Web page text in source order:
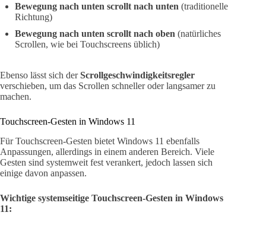
Bewegung nach unten scrollt nach unten (traditionelle
Richtung)
Bewegung nach unten scrollt nach oben (natürliches
Scrollen, wie bei Touchscreens üblich)
Ebenso lässt sich derScrollgeschwindigkeitsregler
verschieben, um das Scrollen schneller oder langsamer zu
machen.
Touchscreen-Gesten in Windows 11
Für Touchscreen-Gesten bietet Windows 11 ebenfalls
Anpassungen, allerdings in einem anderen Bereich. Viele
Gesten sind systemweit fest verankert, jedoch lassen sich
einige davon anpassen.
Wichtige systemseitige Touchscreen-Gesten in Windows
11: